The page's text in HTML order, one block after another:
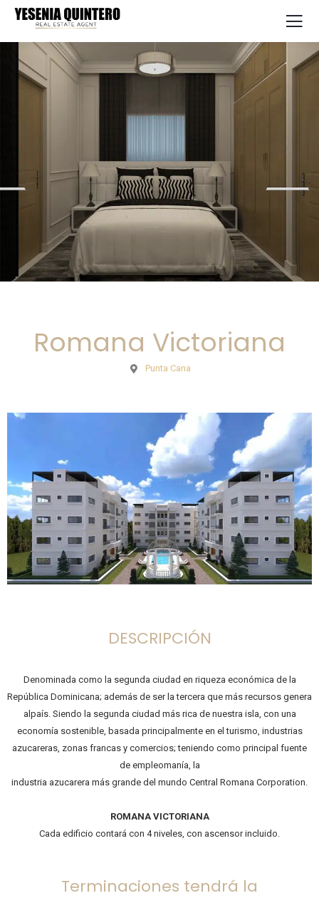
Romana Victoriana
Punta Cana
DESCRIPCIÓN
Denominada como la segunda ciudad en riqueza económica de la
República Dominicana; además de ser la tercera que más recursos genera
alpaís. Siendo la segunda ciudad más rica de nuestra isla, con una
economía sostenible, basada principalmente en el turismo, industrias
azucareras, zonas francas y comercios; teniendo como principal fuente
de empleomanía, la
industria azucarera más grande del mundo Central Romana Corporation.
ROMANA VICTORIANA
Cada edificio contará con 4 niveles, con ascensor incluido.
Terminaciones tendrá la